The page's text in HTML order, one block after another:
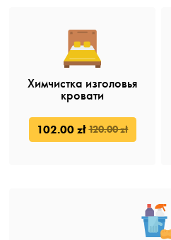
Химчистка изголовья
кровати
102.00 zł 120.00 zł